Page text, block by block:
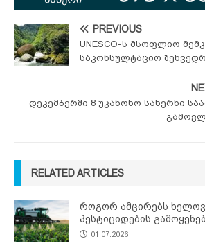
PREVIOUS
UNESCO-ს მსოფლიო
საკონსულტაციო
დეკემბერში 8 უკანონო სახერხი
RELATED ARTICLES
როგორ ამცირებს
პესტიციდების
01.07.2026